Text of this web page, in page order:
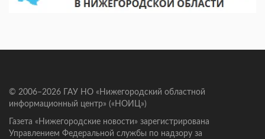
© 2006–2026 ГАУ НО «Нижегородский областной
информационный центр» («НОИЦ»)
Газета «Нижегородские новости» зарегистрирована
Управлением Федеральной службы по надзору за